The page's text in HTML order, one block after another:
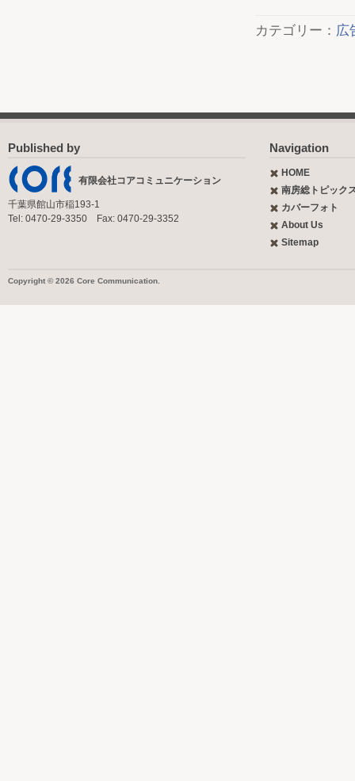
カテゴリー： 広
Published by
有限会社コアコミュニケーション
千葉県館山市稲193-1
Tel: 0470-29-3350 Fax: 0470-29-3352
Navigation
HOME
南房総トピック
カバーフォト
About Us
Sitemap
Copyright © 2026 Core Communication.